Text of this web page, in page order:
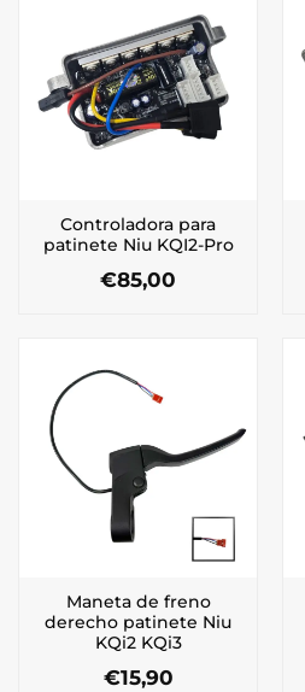
Controladora para
patinete Niu KQI2-Pro
€85,00
Maneta de freno
derecho patinete Niu
KQi2 KQi3
€15,90